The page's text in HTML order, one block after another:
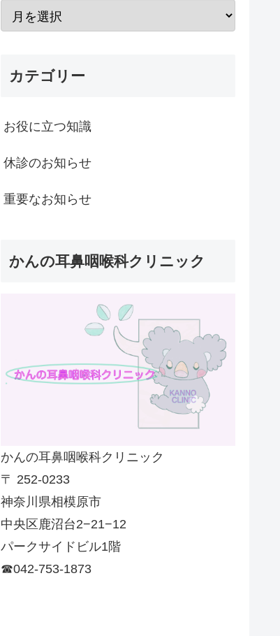
カテゴリー
お役に立つ知識
休診のお知らせ
重要なお知らせ
かんの耳鼻咽喉科クリニック
かんの耳鼻咽喉科クリニック
〒 252-0233
神奈川県相模原市
中央区鹿沼台2−21−12
パークサイドビル1階
☎042-753-1873